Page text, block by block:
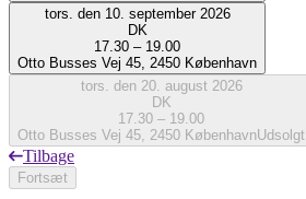
tors. den 10. september 2026
DK
17.30 – 19.00
Otto Busses Vej 45, 2450 København
tors. den 20. august 2026
DK
17.30 – 19.00
Otto Busses Vej 45, 2450 KøbenhavnUdsolgt
Tilbage
Fortsæt